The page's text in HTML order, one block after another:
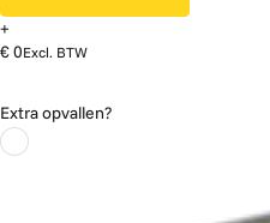
+
€ 0Excl. BTW
Extra opvallen?